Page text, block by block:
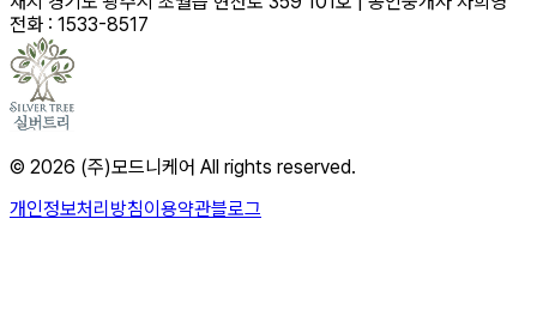
전화 : 1533-8517
© 2026 (주)모드니케어 All rights reserved.
개인정보처리방침이용약관블로그